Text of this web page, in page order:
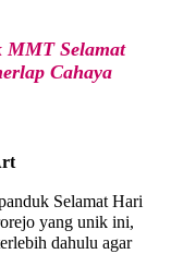
MMT Selamat
Cahaya
Selamat Hari
yang unik ini,
dahulu agar